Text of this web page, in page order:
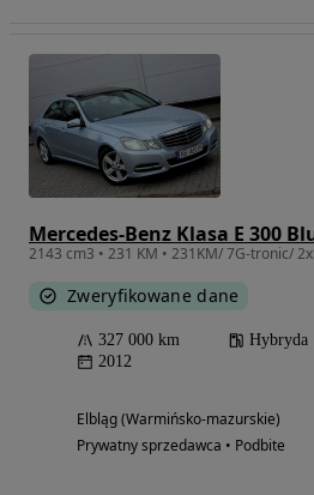
Zweryfikowane dane
327 000 km Hybryda
2012
Elbląg (Warmińsko-mazurskie)
Prywatny sprzedawca • Podbite